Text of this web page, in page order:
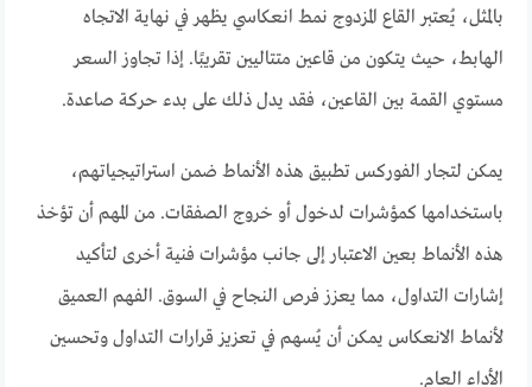
بالمثل، يُعتبر القاع المزدوج نمط انعكاسي يظهر في نهاية الاتجاه
الهابط، حيث يتكون من قاعين متتاليين تقريبًا. إذا تجاوز السعر
مستوي القمة بين القاعين، فقد يدل ذلك على بدء حركة صاعدة.
يمكن لتجار الفوركس تطبيق هذه الأنماط ضمن استراتيجياتهم،
باستخدامها كمؤشرات لدخول أو خروج الصفقات. من المهم أن تؤخذ
هذه الأنماط بعين الاعتبار إلى جانب مؤشرات فنية أخرى لتأكيد
إشارات التداول، مما يعزز فرص النجاح في السوق. الفهم العميق
لأنماط الانعكاس يمكن أن يُسهم في تعزيز قرارات التداول وتحسين
الأداء العام.